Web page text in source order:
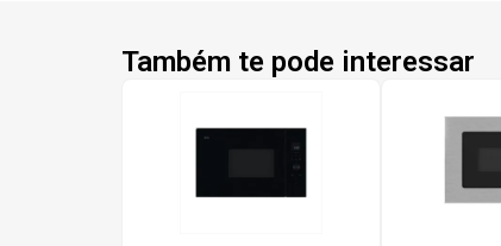
Também te pode interessar